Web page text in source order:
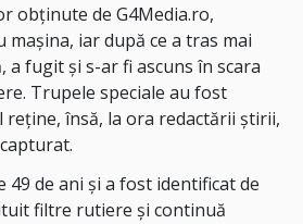
obținute de G4Media.ro,
iar după ce a tras mai
a fugit și s-ar fi ascuns în scara
Trupele speciale au fost
însă, la ora redactării știrii,
49 de ani și a fost identificat de
filtre rutiere și continuă